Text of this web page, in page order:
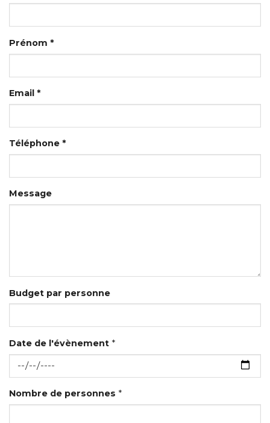
Prénom *
Email *
Téléphone *
Message
Budget par personne
Date de l'évènement *
Nombre de personnes *